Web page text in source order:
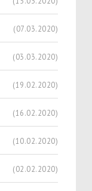
(07.03.2020)
(03.03.2020)
(19.02.2020)
(16.02.2020)
(10.02.2020)
(02.02.2020)